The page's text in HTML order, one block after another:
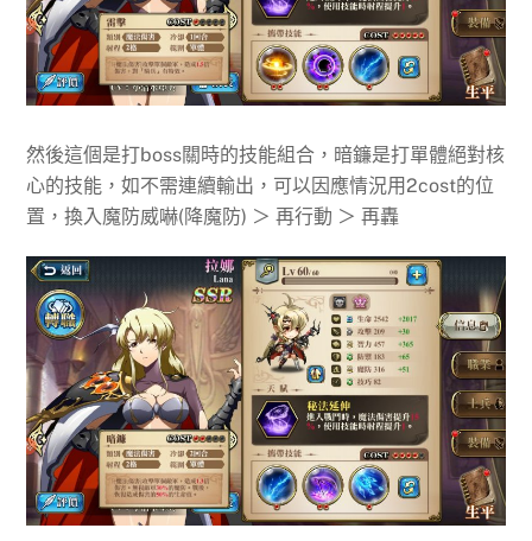
然後這個是打boss關時的技能組合，暗鐮是打單體絕對核
心的技能，如不需連續輸出，可以因應情況用2cost的位
置，換入魔防威嚇(降魔防) ＞ 再行動 ＞ 再轟